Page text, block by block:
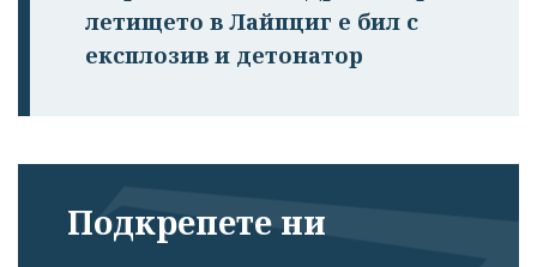
летището в Лайпциг е бил с
експлозив и детонатор
Подкрепете ни